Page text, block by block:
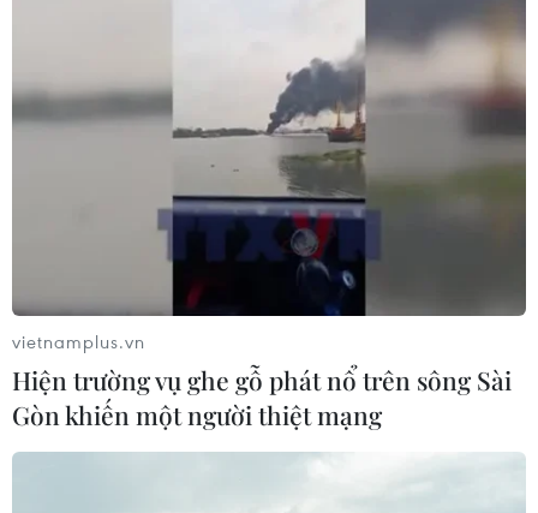
vietnamplus.vn
Hiện trường vụ ghe gỗ phát nổ trên sông Sài
Gòn khiến một người thiệt mạng